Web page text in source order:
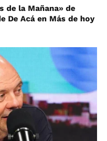
de la Mañana» de
De Acá en Más de hoy